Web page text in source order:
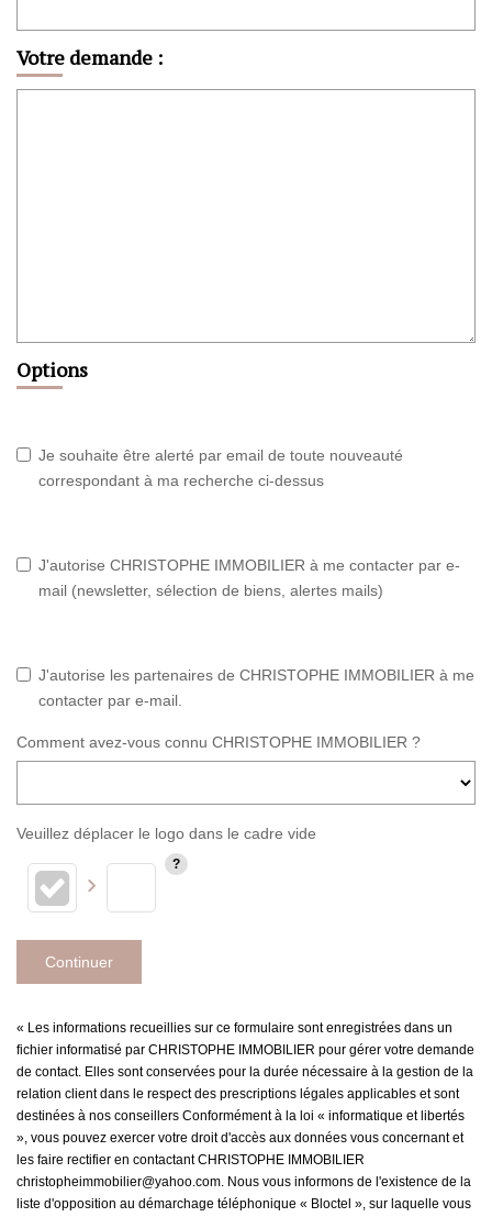
Votre demande :
Options
Je souhaite être alerté par email de toute nouveauté
correspondant à ma recherche ci-dessus
J'autorise CHRISTOPHE IMMOBILIER à me contacter par e-
mail (newsletter, sélection de biens, alertes mails)
J'autorise les partenaires de CHRISTOPHE IMMOBILIER à me
contacter par e-mail.
Comment avez-vous connu CHRISTOPHE IMMOBILIER ?
Veuillez déplacer le logo dans le cadre vide
Continuer
« Les informations recueillies sur ce formulaire sont enregistrées dans un
fichier informatisé par CHRISTOPHE IMMOBILIER pour gérer votre demande
de contact. Elles sont conservées pour la durée nécessaire à la gestion de la
relation client dans le respect des prescriptions légales applicables et sont
destinées à nos conseillers Conformément à la loi « informatique et libertés
», vous pouvez exercer votre droit d'accès aux données vous concernant et
les faire rectifier en contactant CHRISTOPHE IMMOBILIER
christopheimmobilier@yahoo.com. Nous vous informons de l'existence de la
liste d'opposition au démarchage téléphonique « Bloctel », sur laquelle vous